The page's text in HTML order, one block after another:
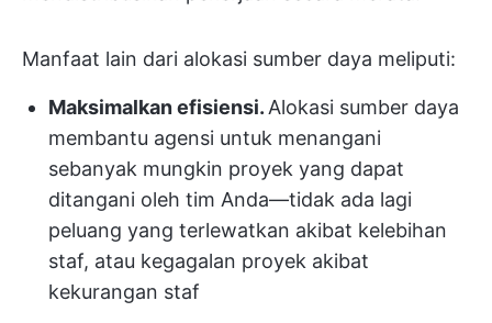
Manfaat lain dari alokasi sumber daya meliputi:
Maksimalkan efisiensi.Alokasi sumber daya
membantu agensi untuk menangani
sebanyak mungkin proyek yang dapat
ditangani oleh tim Anda—tidak ada lagi
peluang yang terlewatkan akibat kelebihan
staf, atau kegagalan proyek akibat
kekurangan staf